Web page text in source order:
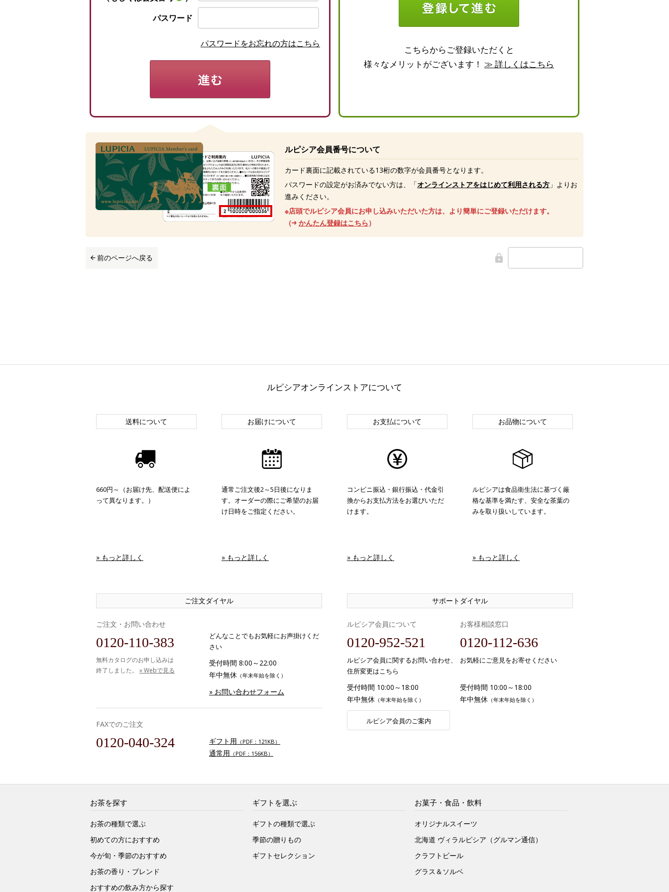
パスワード
パスワードをお忘れの方はこちら
こちらからご登録いただくと
様々なメリットがございます！ ≫ 詳しくはこちら
ルピシア会員番号について
カード裏面に記載されている13桁の数字が会員番号となります。
パスワードの設定がお済みでない方は、「オンラインストアをはじめて利用される方 」よりお
進みください。
※店頭でルピシア会員にお申し込みいただいた方は、より簡単にご登録いただけます。
（
かんたん登録はこちら）
前のページへ戻る
ルピシアオンラインストアについて
送料について
660円～（お届け先、配送便によ
って異なります。）
» もっと詳しく
お届けについて
通常ご注文後2～5日後になりま
す。オーダーの際にご希望のお届
け日時をご指定ください。
» もっと詳しく
お支払について
コンビニ振込・銀行振込・代金引
換からお支払方法をお選びいただ
けます。
» もっと詳しく
お品物について
ルピシアは食品衛生法に基づく厳
格な基準を満たす、安全な茶葉の
みを取り扱いしています。
» もっと詳しく
ご注文ダイヤル
ご注文・お問い合わせ
0120-110-383
無料カタログのお申し込みは
終了しました。 » Webで見る
どんなことでもお気軽にお声掛けくだ
さい
受付時間 8:00～22:00
年中無休 （年末年始を除く）
» お問い合わせフォーム
FAXでのご注文
0120-040-324 ギフト用 （PDF：121KB）
通常用 （PDF：156KB）
サポートダイヤル
ルピシア会員について
0120-952-521
ルピシア会員に関するお問い合わせ、
住所変更はこちら
受付時間 10:00～18:00
年中無休 （年末年始を除く）
ルピシア会員のご案内
お客様相談窓口
0120-112-636
お気軽にご意見をお寄せください
受付時間 10:00～18:00
年中無休 （年末年始を除く）
お茶を探す
お茶の種類で選ぶ
初めての方におすすめ
今が旬・季節のおすすめ
お茶の香り・ブレンド
おすすめの飲み方から探す
ギフトを選ぶ
ギフトの種類で選ぶ
季節の贈りもの
ギフトセレクション
お菓子・食品・飲料
オリジナルスイーツ
北海道 ヴィラルピシア（グルマン通信）
クラフトビール
グラス＆ソルベ